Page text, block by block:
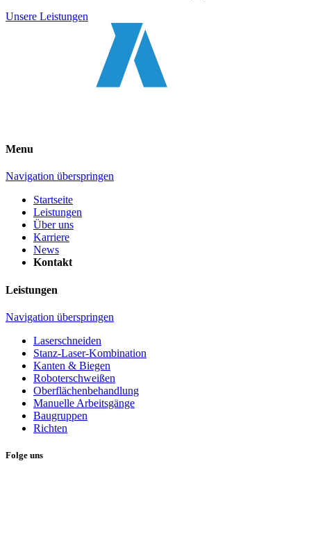
Unsere Leistungen
Menu
Navigation überspringen
Startseite
Leistungen
Über uns
Karriere
News
Kontakt
Leistungen
Navigation überspringen
Laserschneiden
Stanz-Laser-Kombination
Kanten & Biegen
Roboterschweißen
Oberflächenbehandlung
Manuelle Arbeitsgänge
Baugruppen
Richten
Folge uns